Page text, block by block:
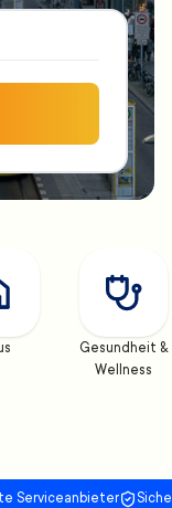
Gesundheit &
Wellness
Serviceanbieter